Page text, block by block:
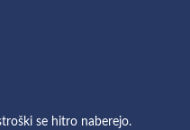
se hitro naberejo.